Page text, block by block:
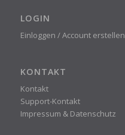
LOGIN
Einloggen / Account erstellen
KONTAKT
Kontakt
Support-Kontakt
Impressum & Datenschutz